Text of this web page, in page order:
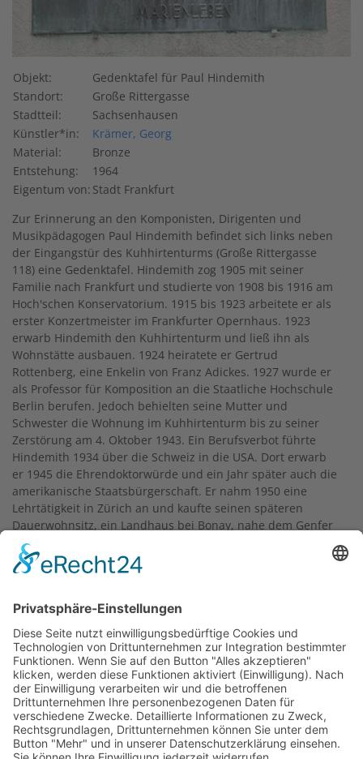
Objekt:
Gedenktafel für Paul Hindemith
Standort:
Große Rittergasse
Stadtteil:
Sachsenhausen
Künstler*in:
Krämer, Georg
Material:
Bronze
Entstehung:
1964
Eigentum von: Stadt Frankfurt
Zur Erinnerung an den Komponisten, Dirigenten und
Musikpädagogen Paul Hindemith befindet sich links neben
der Eingangstür des Kuhhirtenturms (Große Rittergasse
118) eine Gedenktafel. Hindemith zog 1905 mit seiner
Familie nach Frankfurt und studierte von 1908 bis 1916 am
Hoch'schen Konservatorium. 1915 bis 1923 arbeitete er als
erster Konzertmeister im Frankfurter Opernhaus. 1923
erwarb Hindemith den Kuhhirtenturm und ließ ihn als
Wohnstätte ausbauen. 1924 heiratete er Gertrud
Rottenberg, eine Enkelin von Franz Adickes. 1927 wurde er
als Professor für Komposition an die Staatliche Hochschule
Berlin berufen. Jedoch behielten seine Mutter und
Schwester die Wohnung im Kuhhirtenturm bis zu seiner
Zerstörung am 4. Oktober 1943. Ein Berufsverbot führte
Hindemith 1934 über die Schweiz in die USA. Dort erwarb
er 1945 die Ehrendoktorwürde und ein Jahr später auch die
amerikanische Staatsbürgerschaft. Er nahm 1950 eine
Lehrtätigkeit in Zürich an und kaufte seinen späteren
Dauerwohnsitz, ein Landhaus bei Bonay, nahe dem Genfer
See. Kürzere Aufenthalte als Dirigent oder Komponist
führten ihn immer wieder nach Frankfurt. Hier verstarb er
1963 im Marienkrankenhaus. Der Frankfurter Bildhauer
Bronzetafel mit der Inschrift:
IN DER ZEIT VON 1923 BIS 1927 LEBTE
UND WIRKTE IN DIESEM TURM
PAUL HINDEMITH
GEB. 16. NOVEMBER 1895 HANAU AM MAIN
GEST. 28. DEZEMBER 1963 IN FRANKFURT AM MAIN
HIER ENTSTANDEN SEINE KOMPOSITIONEN
CARDILLAC
MARIENLEBEN